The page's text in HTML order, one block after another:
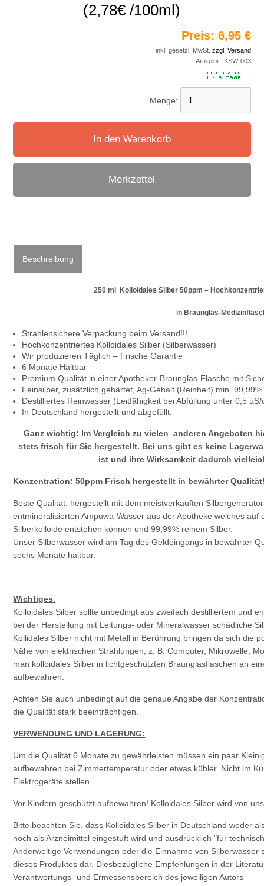
(2,78€ /100ml)
Preis: 6,95 €
inkl. gesetzl. MwSt. zzgl. Versand
Artikelnr.: KSW-003
Menge:
In den Warenkorb
Merkzettel
Beschreibung
250 ml Kolloidales Silber 50ppm –
in Braunglas-
Strahlensichere Verpackung beim Versand!!!
Hochkonzentriertes Kolloidales Silber (Silberwasser)
Wir produzieren Täglich – Frische Garantie
6 Monate Haltbar
Premium Qualität in einer Apotheker-Braunglas-Flasche mit
Feinsilber, zusätzlich gehärtet, Ag-Gehalt (Reinheit) min. 99,99%
Destilliertes Reinwasser (Leitfähigkeit bei Abfüllung unter 0,5
In Deutschland hergestellt und abgefüllt.
Ganz wichtig: Im Vergleich zu vielen anderen Angeboten
stets frisch für Sie hergestellt. Bei uns gibt es keine
ist und ihre Wirksamkeit dadurch
Konzentration:50ppm Frisch hergestellt in bewährter
Beste Qualität, hergestellt mit dem meistverkauften
entmineralisierten Ampuwa-Wasser aus der Apotheke welches
Silberkolloide entstehen können und 99,99% reinem Silber.
Unser Silberwasser wird am Tag des Geldeingangs in bewährter
sechs Monate haltbar.
Wichtiges:
Kolloidales Silber sollte unbedingt aus zweifach destilliertem und
bei der Herstellung mit Leitungs- oder Mineralwasser schädliche
Kollidales Silber nicht mit Metall in Berührung bringen da sich die
Nähe von elektrischen Strahlungen, z. B. Computer, Mikrowelle,
man kolloidales Silber in lichtgeschützten Braunglasflaschen an
aufbewahren.
Achten Sie auch unbedingt auf die genaue Angabe der
die Qualität stark beeinträchtigen.
VERWENDUNG UND LAGERUNG:
Um die Qualität 6 Monate zu gewährleisten müssen ein paar
aufbewahren bei Zimmertemperatur oder etwas kühler. Nicht im
Elektrogeräte stellen.
Vor Kindern geschützt aufbewahren! Kolloidales Silber wird von
Bitte beachten Sie, dass Kolloidales Silber in Deutschland weder
noch als Arzneimittel eingestuft wird und ausdrücklich "für
Anderweitige Verwendungen oder die Einnahme von
dieses Produktes dar. Diesbezügliche Empfehlungen in der
Verantwortungs- und Ermessensbereich des jeweiligen Autors